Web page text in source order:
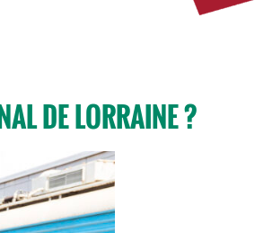
DE LORRAINE ?